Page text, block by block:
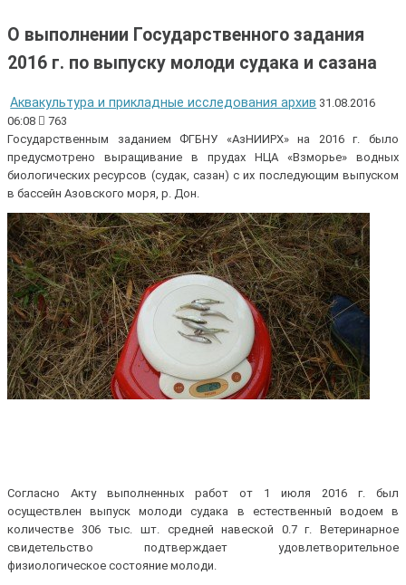
О выполнении Государственного задания
2016 г. по выпуску молоди судака и сазана
Аквакультура и прикладные исследования архив 31.08.2016
06:08
763
Государственным заданием ФГБНУ «АзНИИРХ» на 2016 г. было
предусмотрено выращивание в прудах НЦА «Взморье» водных
биологических ресурсов (судак, сазан) с их последующим выпуском
в бассейн Азовского моря, р. Дон.
Согласно Акту выполненных работ от 1 июля 2016 г. был
осуществлен выпуск молоди судака в естественный водоем в
количестве 306 тыс. шт. средней навеской 0.7 г. Ветеринарное
свидетельство подтверждает удовлетворительное
физиологическое состояние молоди.